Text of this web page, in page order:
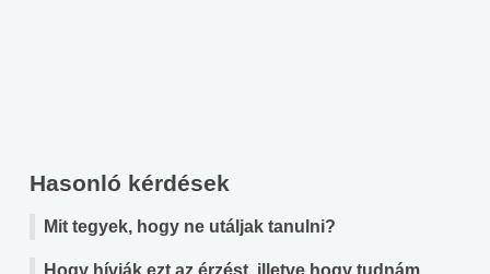
Hasonló kérdések
Mit tegyek, hogy ne utáljak tanulni?
Hogy hívják ezt az érzést, illetve hogy tudnám